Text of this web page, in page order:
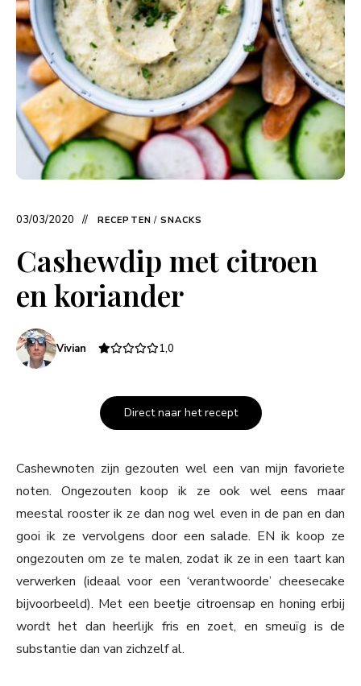
03/03/2020 RECEPTEN / SNACKS
Cashewdip met citroen
en koriander
Vivian 1,0
Direct naar het recept
Cashewnoten zijn gezouten wel een van mijn favoriete
noten. Ongezouten koop ik ze ook wel eens maar
meestal rooster ik ze dan nog wel even in de pan en dan
gooi ik ze vervolgens door een salade. EN ik koop ze
ongezouten om ze te malen, zodat ik ze in een taart kan
verwerken (ideaal voor een ‘verantwoorde’ cheesecake
bijvoorbeeld). Met een beetje citroensap en honing erbij
wordt het dan heerlijk fris en zoet, en smeuïg is de
substantie dan van zichzelf al.